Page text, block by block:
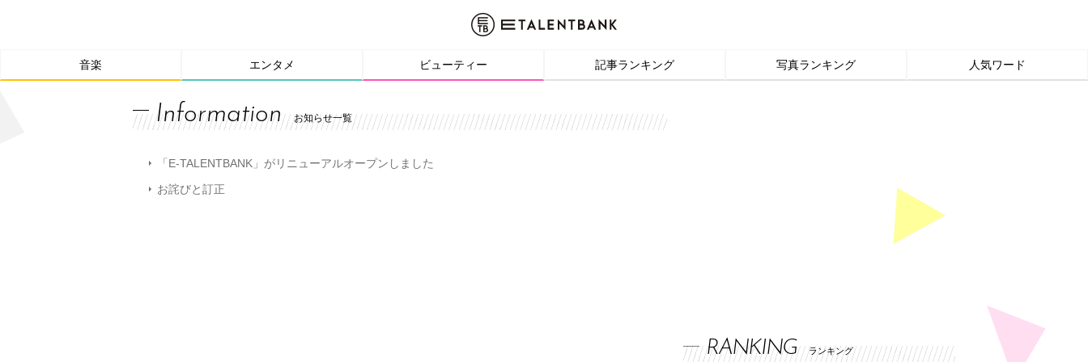
音楽 エンタメ ビューティー 記事ランキング 写真ランキング 人気ワード
Information お知らせ一覧
「E-TALENTBANK」がリニューアルオープンしました
お詫びと訂正
RANKING ランキング